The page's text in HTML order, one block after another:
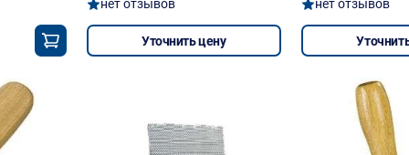
нет отзывов
Уточнить цену
нет отзывов